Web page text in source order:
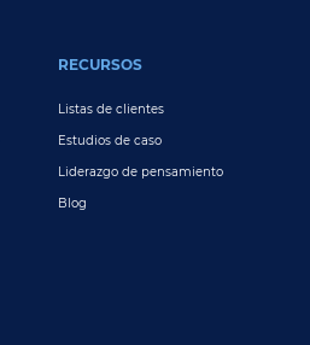
RECURSOS
Listas de clientes
Estudios de caso
Liderazgo de pensamiento
Blog